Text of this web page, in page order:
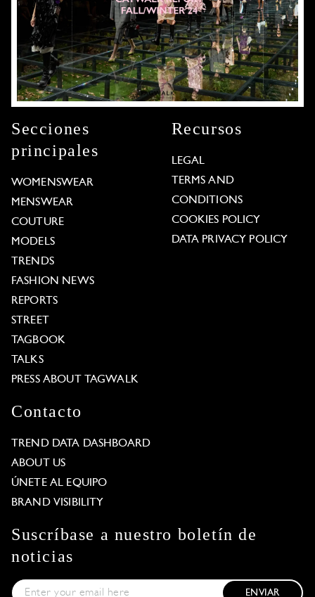
Secciones
principales
WOMENSWEAR
MENSWEAR
COUTURE
MODELS
TRENDS
FASHION NEWS
REPORTS
STREET
TAGBOOK
TALKS
PRESS ABOUT TAGWALK
Recursos
LEGAL
TERMS AND
CONDITIONS
COOKIES POLICY
DATA PRIVACY POLICY
Contacto
TREND DATA DASHBOARD
ABOUT US
ÚNETE AL EQUIPO
BRAND VISIBILITY
Suscríbase a nuestro boletín de
noticias
ENVIAR